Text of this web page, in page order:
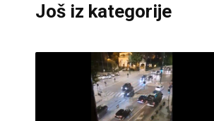
Još iz kategorije